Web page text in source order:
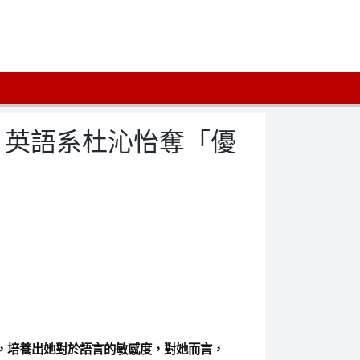
語系杜沁怡奪「優
養出她對於語言的敏感度，對她而言，